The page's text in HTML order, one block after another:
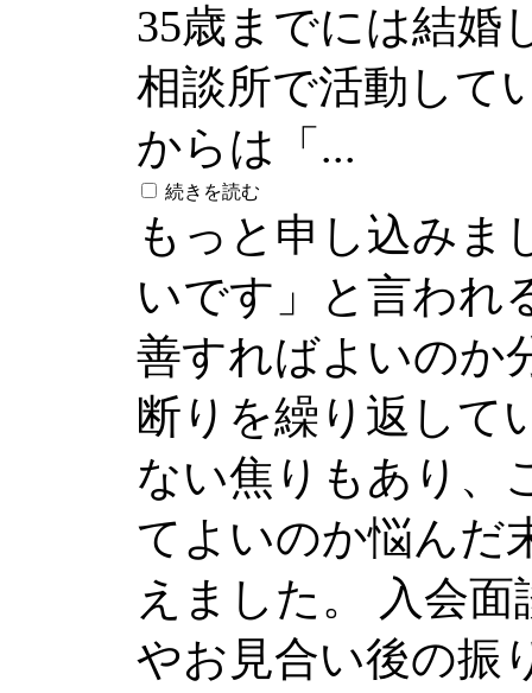
35歳までには結婚
相談所で活動して
からは「...
続きを読む
もっと申し込みま
いです」と言われ
善すればよいのか
断りを繰り返して
ない焦りもあり、
てよいのか悩んだ
えました。 入会
やお見合い後の振